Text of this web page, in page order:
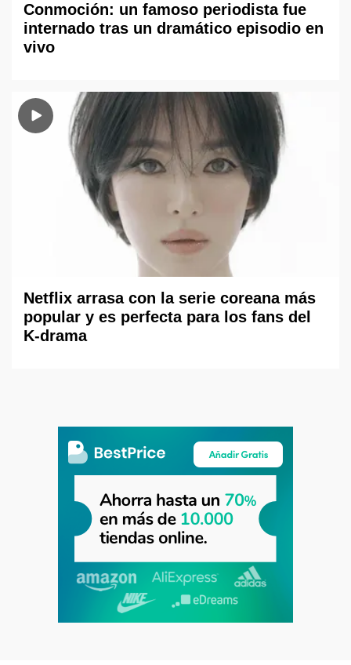
Conmoción: un famoso periodista fue
internado tras un dramático episodio en
vivo
Netflix arrasa con la serie coreana más
popular y es perfecta para los fans del
K-drama